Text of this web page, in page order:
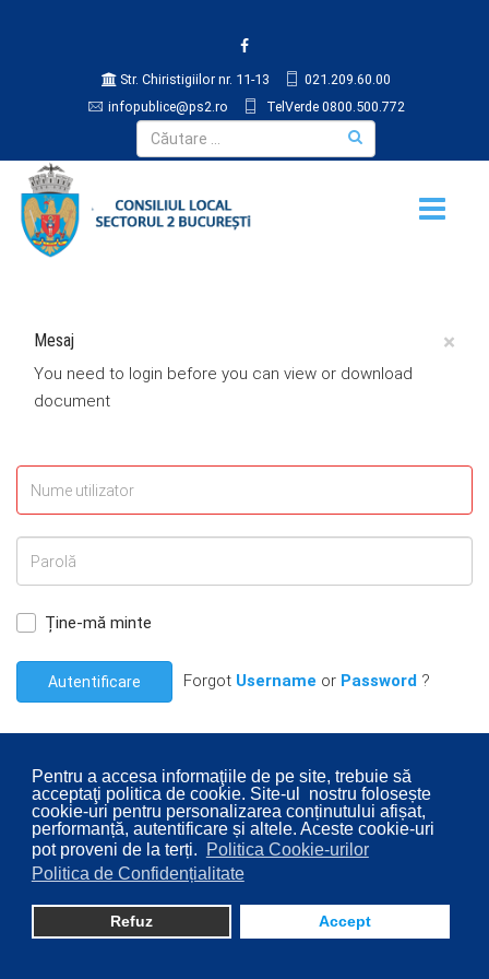
Pentru a accesa informaţiile de pe site, trebuie să
acceptaţi politica de cookie. Site-ul nostru folosește
cookie-uri pentru personalizarea conținutului afișat,
performanță, autentificare și altele. Aceste cookie-uri
pot proveni de la terți.
Politica Cookie-urilor
Politica de Confidențialitate
Refuz Accept
Str. Chiristigiilor nr. 11-13
021.209.60.00
infopublice@ps2.ro
TelVerde 0800.500.772
×
Mesaj
You need to login before you can view or download
document
Ține-mă minte
Autentificare Forgot Username or Password ?
© 2026 Consiliul Local al Sectorului 2 București. Designed By
Direcţia Transparenţă Instituţională - Compartimentul
Digitalizare